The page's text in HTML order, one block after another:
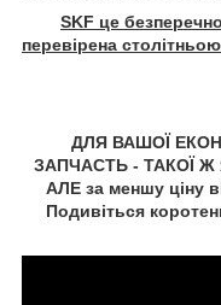
SKF це
перевірена
ДЛЯ ВАШОЇ
ЗАПЧАСТЬ - ТАКОЇ Ж
АЛЕ за меншу ціну
Подивіться